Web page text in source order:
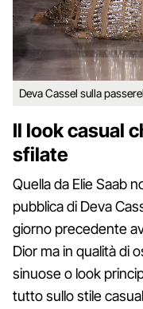
Deva Cassel sulla
Il look casual
sfilate
Quella da Elie Saab
pubblica di Deva
giorno precedente
Dior ma in qualità di
sinuose o look
tutto sullo stile